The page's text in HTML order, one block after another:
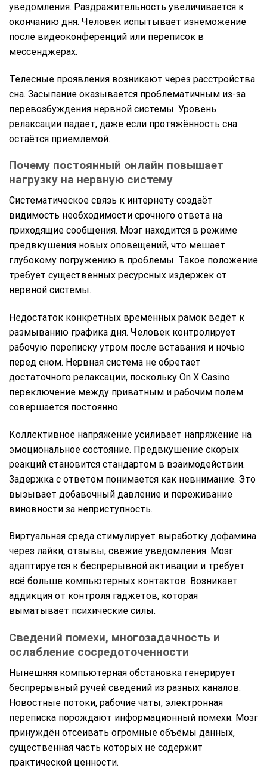
уведомления. Раздражительность увеличивается к
окончанию дня. Человек испытывает изнеможение
после видеоконференций или переписок в
мессенджерах.
Телесные проявления возникают через расстройства
сна. Засыпание оказывается проблематичным из-за
перевозбуждения нервной системы. Уровень
релаксации падает, даже если протяжённость сна
остаётся приемлемой.
Почему постоянный онлайн повышает
нагрузку на нервную систему
Систематическое связь к интернету создаёт
видимость необходимости срочного ответа на
приходящие сообщения. Мозг находится в режиме
предвкушения новых оповещений, что мешает
глубокому погружению в проблемы. Такое положение
требует существенных ресурсных издержек от
нервной системы.
Недостаток конкретных временных рамок ведёт к
размыванию графика дня. Человек контролирует
рабочую переписку утром после вставания и ночью
перед сном. Нервная система не обретает
достаточного релаксации, поскольку On X Casino
переключение между приватным и рабочим полем
совершается постоянно.
Коллективное напряжение усиливает напряжение на
эмоциональное состояние. Предвкушение скорых
реакций становится стандартом в взаимодействии.
Задержка с ответом понимается как невнимание. Это
вызывает добавочный давление и переживание
виновности за неприступность.
Виртуальная среда стимулирует выработку дофамина
через лайки, отзывы, свежие уведомления. Мозг
адаптируется к беспрерывной активации и требует
всё больше компьютерных контактов. Возникает
аддикция от контроля гаджетов, которая
выматывает психические силы.
Сведений помехи, многозадачность и
ослабление сосредоточенности
Нынешняя компьютерная обстановка генерирует
беспрерывный ручей сведений из разных каналов.
Новостные потоки, рабочие чаты, электронная
переписка порождают информационный помехи. Мозг
принуждён отсеивать огромные объёмы данных,
существенная часть которых не содержит
практической ценности.